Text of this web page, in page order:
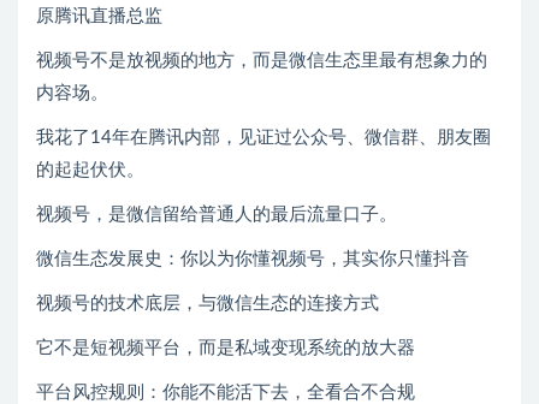
原腾讯直播总监
视频号不是放视频的地方，而是微信生态里最有想象力的
内容场。
我花了14年在腾讯内部，见证过公众号、微信群、朋友圈
的起起伏伏。
视频号，是微信留给普通人的最后流量口子。
微信生态发展史：你以为你懂视频号，其实你只懂抖音
视频号的技术底层，与微信生态的连接方式
它不是短视频平台，而是私域变现系统的放大器
平台风控规则：你能不能活下去，全看合不合规